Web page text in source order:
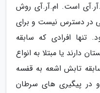
است. ام.آر.آی روش
در دسترس نیست و برای
تنها افرادی که سابقه
دارند یا مبتلا به انواع
تابش اشعه به قفسه
و در پیگیری های سرطان